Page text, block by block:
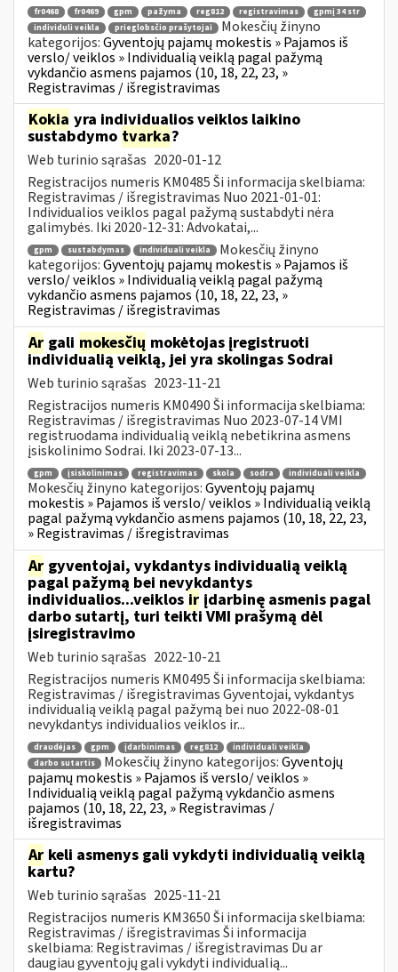
fr0468 fr0469 gpm pažyma reg812 registravimas
gpmį 34 str
individuli veikla
prieglobsčio prašytojai
Mokesčių žinyno
kategorijos:Gyventojų pajamų mokestis » Pajamos iš
verslo/ veiklos » Individualią veiklą pagal pažymą
vykdančio asmens pajamos (10, 18, 22, 23, »
Registravimas / išregistravimas
Kokia yra individualios veiklos laikino
sustabdymo tvarka?
Web turinio sąrašas 2020-01-12
Registracijos numeris KM0485 Ši informacija skelbiama:
Registravimas / išregistravimas Nuo 2021-01-01:
Individualios veiklos pagal pažymą sustabdyti nėra
galimybės. Iki 2020-12-31: Advokatai,...
gpm sustabdymas individuali veikla
Mokesčių žinyno
kategorijos:Gyventojų pajamų mokestis » Pajamos iš
verslo/ veiklos » Individualią veiklą pagal pažymą
vykdančio asmens pajamos (10, 18, 22, 23, »
Registravimas / išregistravimas
Ar gali mokesčių mokėtojas įregistruoti
individualią veiklą, jei yra skolingas Sodrai
Web turinio sąrašas 2023-11-21
Registracijos numeris KM0490 Ši informacija skelbiama:
Registravimas / išregistravimas Nuo 2023-07-14 VMI
registruodama individualią veiklą nebetikrina asmens
įsiskolinimo Sodrai. Iki 2023-07-13...
gpm įsiskolinimas registravimas skola sodra individuali veikla
Mokesčių žinyno kategorijos:Gyventojų pajamų
mokestis » Pajamos iš verslo/ veiklos » Individualią veiklą
pagal pažymą vykdančio asmens pajamos (10, 18, 22, 23,
» Registravimas / išregistravimas
Ar gyventojai, vykdantys individualią veiklą
pagal pažymą bei nevykdantys
individualios...veiklos ir įdarbinę asmenis pagal
darbo sutartį, turi teikti VMI prašymą dėl
įsiregistravimo
Web turinio sąrašas 2022-10-21
Registracijos numeris KM0495 Ši informacija skelbiama:
Registravimas / išregistravimas Gyventojai, vykdantys
individualią veiklą pagal pažymą bei nuo 2022-08-01
nevykdantys individualios veiklos ir...
draudėjas gpm įdarbinimas reg812
individuali veikla
darbo sutartis
Mokesčių žinyno kategorijos:Gyventojų
pajamų mokestis » Pajamos iš verslo/ veiklos »
Individualią veiklą pagal pažymą vykdančio asmens
pajamos (10, 18, 22, 23, » Registravimas /
išregistravimas
Ar keli asmenys gali vykdyti individualią veiklą
kartu?
Web turinio sąrašas 2025-11-21
Registracijos numeris KM3650 Ši informacija skelbiama:
Registravimas / išregistravimas Ši informacija
skelbiama: Registravimas / išregistravimas Du ar
daugiau gyventojų gali vykdyti individualią...